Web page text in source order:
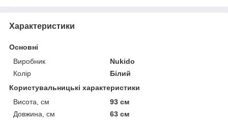
Характеристики
Основні
Виробник
Nukido
Колір
Білий
Користувальницькі характеристики
Висота, см
93 см
Довжина, см
63 см